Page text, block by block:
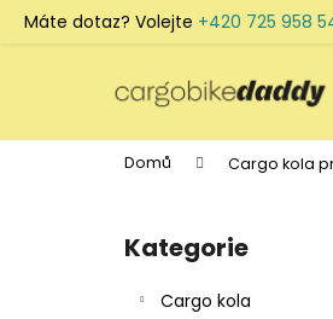
Máte dotaz? Volejte +420 725 958
Domů Cargo kola
Přeskočit
kategorie
Kategorie
Cargo kola
k